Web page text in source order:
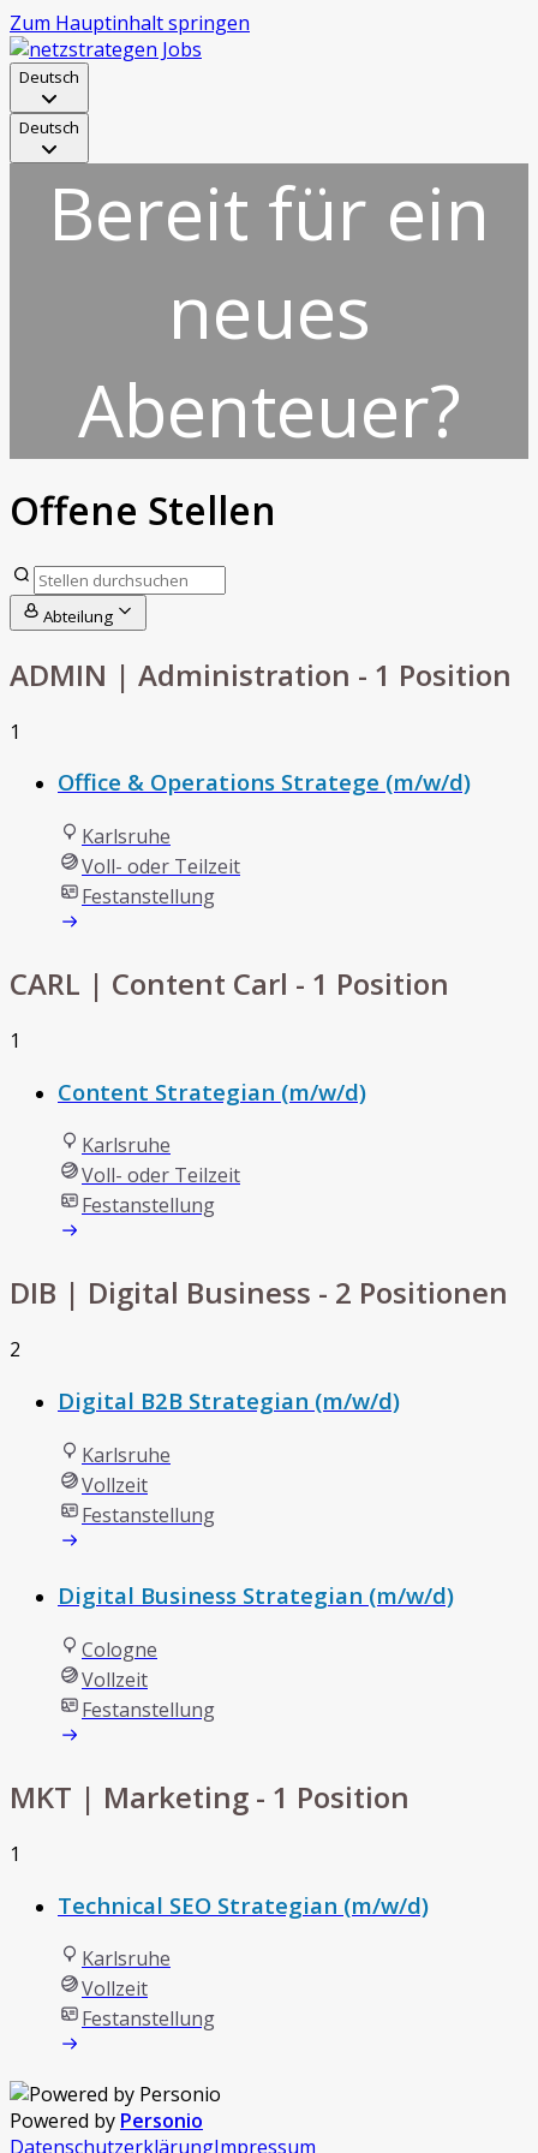
Zum Hauptinhalt springen
Deutsch
Deutsch
Bereit für ein
neues
Abenteuer?
Offene Stellen
Abteilung
ADMIN | Administration - 1 Position
1
Office & Operations Stratege (m/w/d)
Karlsruhe
Voll- oder Teilzeit
Festanstellung
CARL | Content Carl - 1 Position
1
Content Strategian (m/w/d)
Karlsruhe
Voll- oder Teilzeit
Festanstellung
DIB | Digital Business - 2 Positionen
2
Digital B2B Strategian (m/w/d)
Karlsruhe
Vollzeit
Festanstellung
Digital Business Strategian (m/w/d)
Cologne
Vollzeit
Festanstellung
MKT | Marketing - 1 Position
1
Technical SEO Strategian (m/w/d)
Karlsruhe
Vollzeit
Festanstellung
Powered by Personio
DatenschutzerklärungImpressum